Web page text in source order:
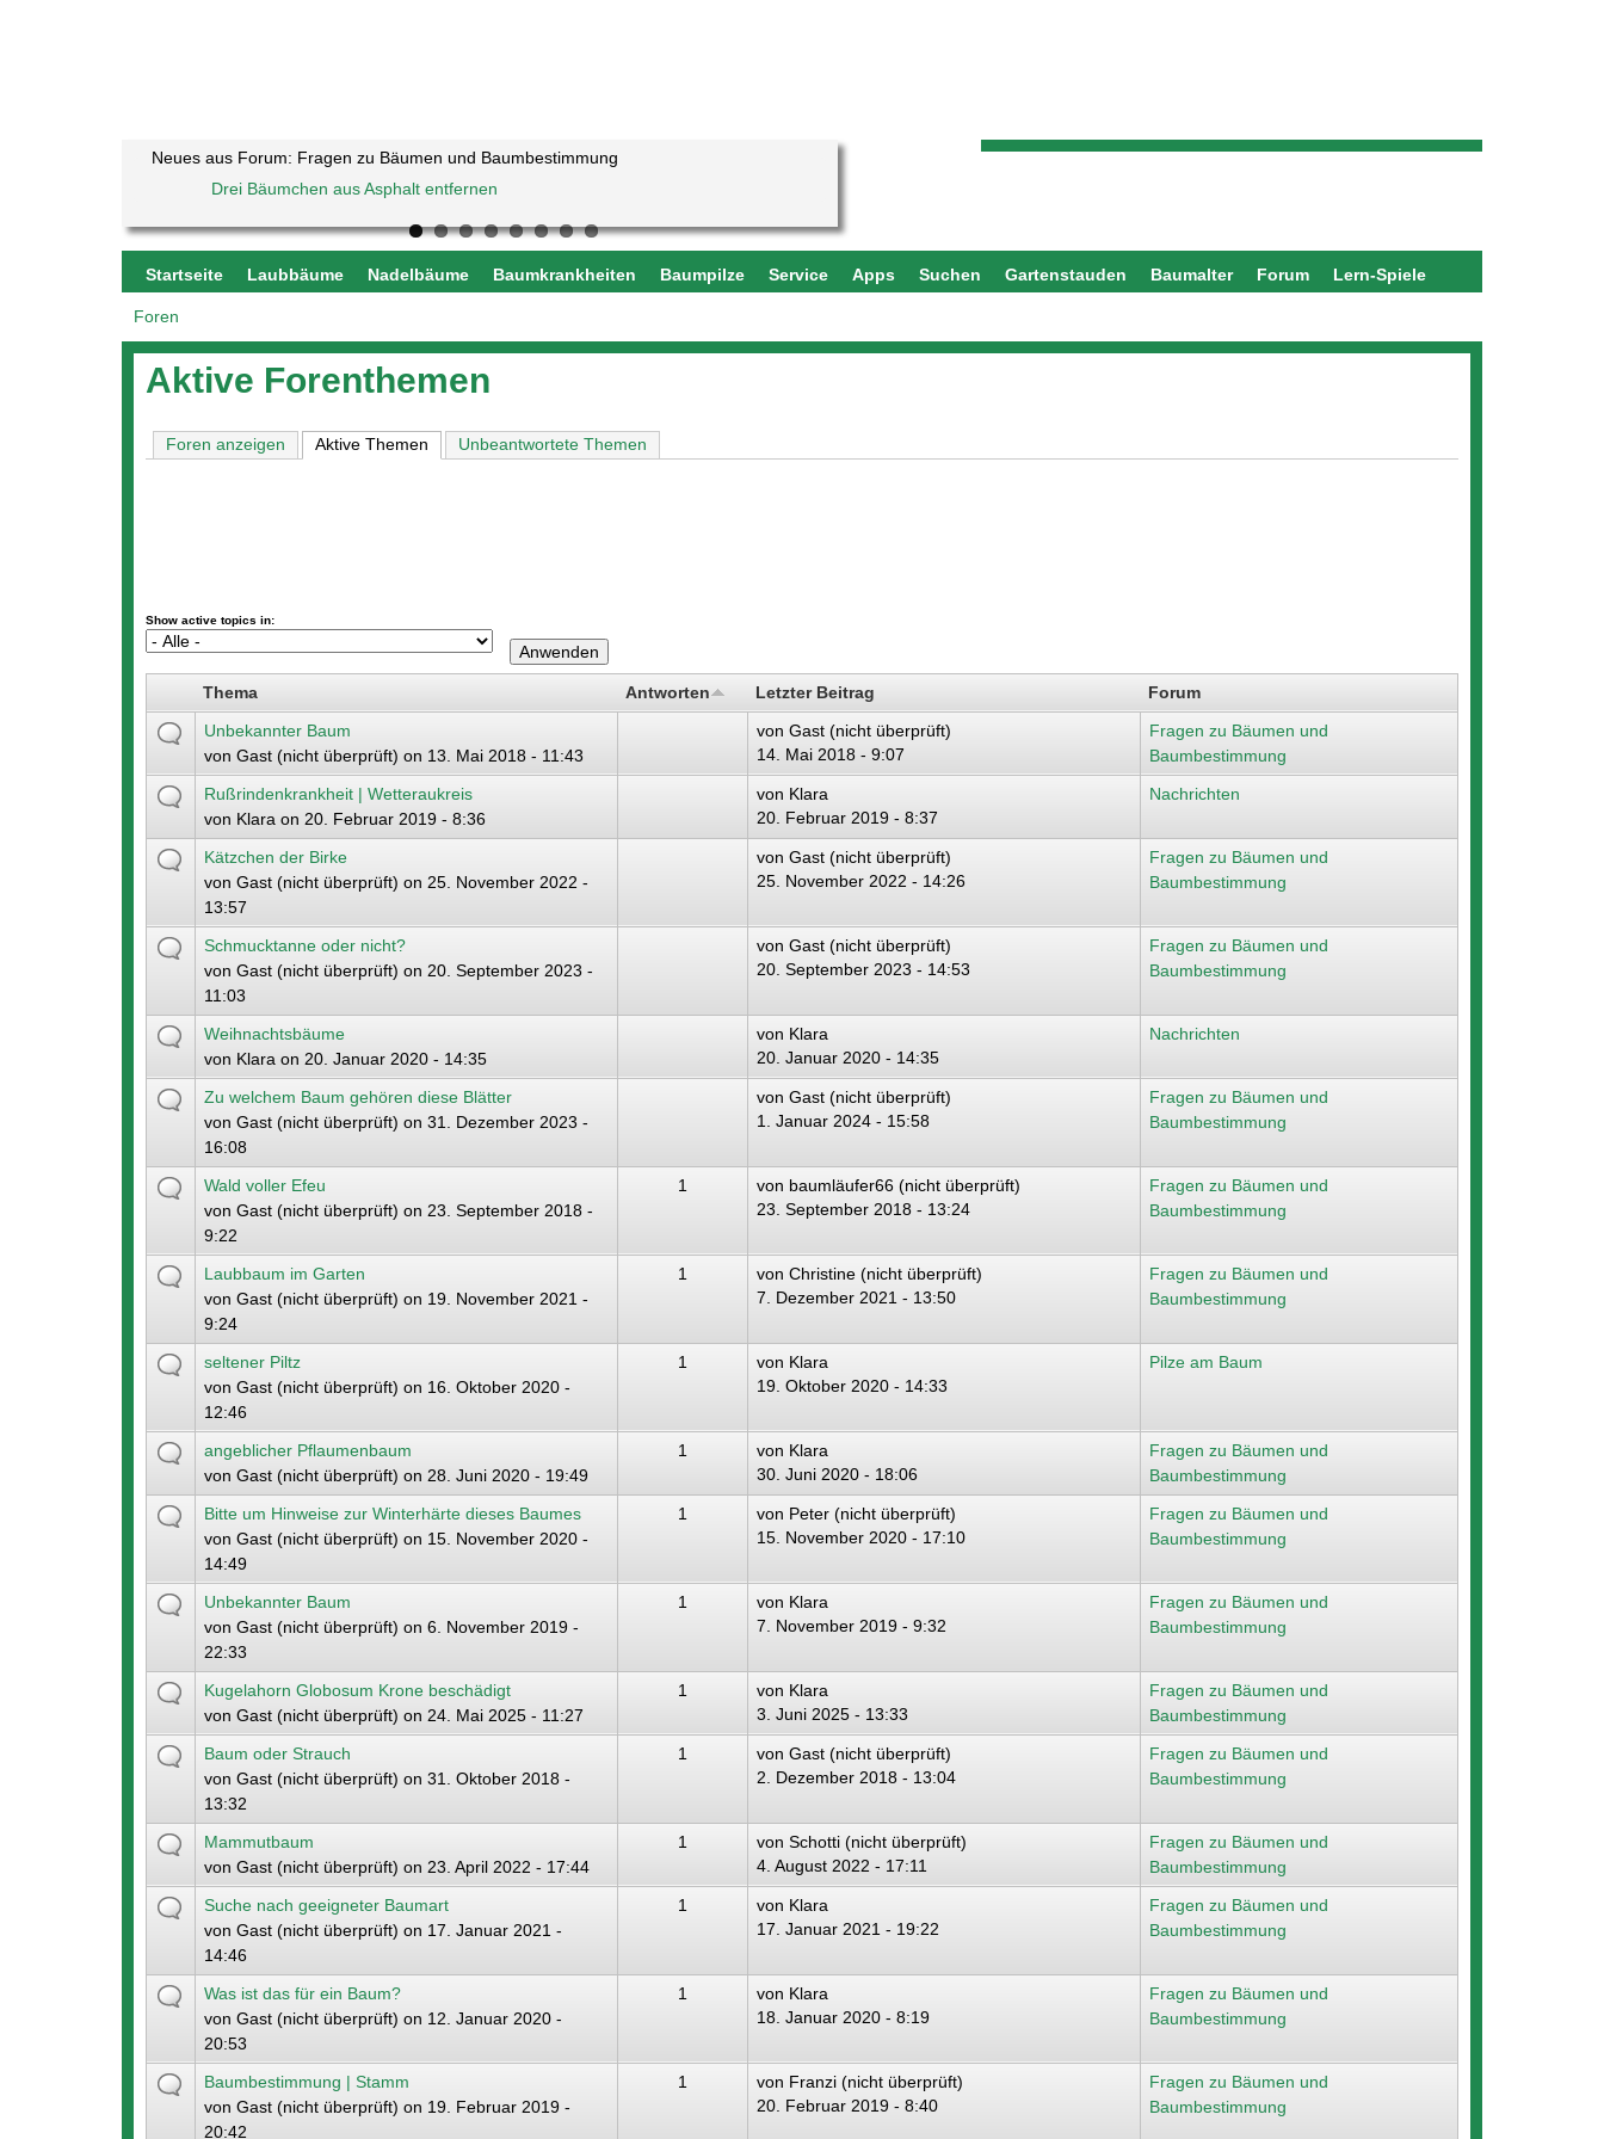
Neues aus Forum: Fragen zu Bäumen und Baumbestimmung
Drei Bäumchen aus Asphalt entfernen
Kugelahorn Globosum Krone beschädigt
Baumkrankheiten
Sauerkirschbaum noch zu retten?
Haselnuss verliert alle Blätter
welcher Baum ist hier am Ufer eines Badeteiches aufgegangen?
Baumbestimmung
Buche - Rinde blättert ab
Startseite Laubbäume Nadelbäume Baumkrankheiten Baumpilze Service Apps Suchen Gartenstauden Baumalter Forum Lern-Spiele
hier
Foren
Aktive Forenthemen
Foren anzeigen Aktive Themen (aktiver Reiter)
Unbeantwortete Themen
Show active topics in:
Thema Antworten Letzter Beitrag
Forum
Unbekannter Baum
von Gast (nicht überprüft) on 13. Mai 2018 - 11:43
von Gast (nicht überprüft)
14. Mai 2018 - 9:07
Fragen zu Bäumen und
Baumbestimmung
Rußrindenkrankheit | Wetteraukreis
von Klara on 20. Februar 2019 - 8:36
von Klara
20. Februar 2019 - 8:37
Nachrichten
Kätzchen der Birke
von Gast (nicht überprüft) on 25. November 2022 -
13:57
von Gast (nicht überprüft)
25. November 2022 - 14:26
Fragen zu Bäumen und
Baumbestimmung
Schmucktanne oder nicht?
von Gast (nicht überprüft) on 20. September 2023 -
11:03
von Gast (nicht überprüft)
20. September 2023 - 14:53
Fragen zu Bäumen und
Baumbestimmung
Weihnachtsbäume
von Klara on 20. Januar 2020 - 14:35
von Klara
20. Januar 2020 - 14:35
Nachrichten
Zu welchem Baum gehören diese Blätter
von Gast (nicht überprüft) on 31. Dezember 2023 -
16:08
von Gast (nicht überprüft)
1. Januar 2024 - 15:58
Fragen zu Bäumen und
Baumbestimmung
Wald voller Efeu
von Gast (nicht überprüft) on 23. September 2018 -
9:22
1 von baumläufer66 (nicht überprüft)
23. September 2018 - 13:24
Fragen zu Bäumen und
Baumbestimmung
Laubbaum im Garten
von Gast (nicht überprüft) on 19. November 2021 -
9:24
1 von Christine (nicht überprüft)
7. Dezember 2021 - 13:50
Fragen zu Bäumen und
Baumbestimmung
seltener Piltz
von Gast (nicht überprüft) on 16. Oktober 2020 -
12:46
1 von Klara
19. Oktober 2020 - 14:33
Pilze am Baum
angeblicher Pflaumenbaum
von Gast (nicht überprüft) on 28. Juni 2020 - 19:49
1 von Klara
30. Juni 2020 - 18:06
Fragen zu Bäumen und
Baumbestimmung
Bitte um Hinweise zur Winterhärte dieses Baumes
von Gast (nicht überprüft) on 15. November 2020 -
14:49
1 von Peter (nicht überprüft)
15. November 2020 - 17:10
Fragen zu Bäumen und
Baumbestimmung
Unbekannter Baum
von Gast (nicht überprüft) on 6. November 2019 -
22:33
1 von Klara
7. November 2019 - 9:32
Fragen zu Bäumen und
Baumbestimmung
Kugelahorn Globosum Krone beschädigt
von Gast (nicht überprüft) on 24. Mai 2025 - 11:27
1 von Klara
3. Juni 2025 - 13:33
Fragen zu Bäumen und
Baumbestimmung
Baum oder Strauch
von Gast (nicht überprüft) on 31. Oktober 2018 -
13:32
1 von Gast (nicht überprüft)
2. Dezember 2018 - 13:04
Fragen zu Bäumen und
Baumbestimmung
Mammutbaum
von Gast (nicht überprüft) on 23. April 2022 - 17:44
1 von Schotti (nicht überprüft)
4. August 2022 - 17:11
Fragen zu Bäumen und
Baumbestimmung
Suche nach geeigneter Baumart
von Gast (nicht überprüft) on 17. Januar 2021 -
14:46
1 von Klara
17. Januar 2021 - 19:22
Fragen zu Bäumen und
Baumbestimmung
Was ist das für ein Baum?
von Gast (nicht überprüft) on 12. Januar 2020 -
20:53
1 von Klara
18. Januar 2020 - 8:19
Fragen zu Bäumen und
Baumbestimmung
Baumbestimmung | Stamm
von Gast (nicht überprüft) on 19. Februar 2019 -
20:42
1 von Franzi (nicht überprüft)
20. Februar 2019 - 8:40
Fragen zu Bäumen und
Baumbestimmung